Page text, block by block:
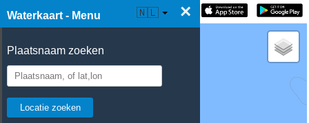
Waterkaart - Menu ×
Plaatsnaam zoeken
☰ Waterkaart Live 🇳🇱